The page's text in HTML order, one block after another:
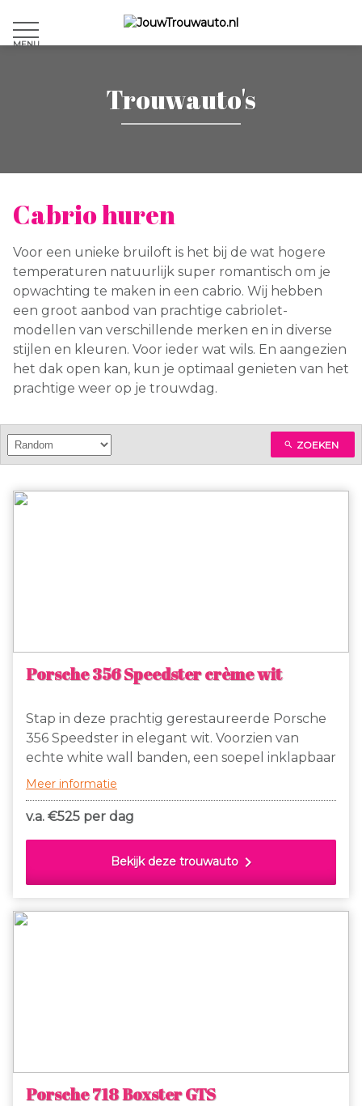
MENU
Trouwauto's
Cabrio huren
Voor een unieke bruiloft is het bij de wat hogere
temperaturen natuurlijk super romantisch om je
opwachting te maken in een cabrio. Wij hebben
een groot aanbod van prachtige cabriolet-
modellen van verschillende merken en in diverse
stijlen en kleuren. Voor ieder wat wils. En aangezien
het dak open kan, kun je optimaal genieten van het
prachtige weer op je trouwdag.
search ZOEKEN
Porsche 356 Speedster crème wit
Stap in deze prachtig gerestaureerde Porsche
356 Speedster in elegant wit. Voorzien van
echte white wall banden, een soepel inklapbaar
dak en charmante insteekramen bij de deuren,
genot om in te rijden.
Meer informatie
v.a. €525 per dag
Bekijk deze trouwauto chevron_right
Porsche 718 Boxster GTS